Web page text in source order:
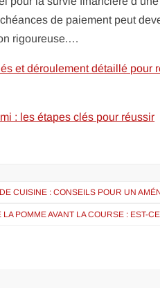
de paiement peut
rigoureuse.…
et déroulement détaillé pour
: les étapes clés pour réussir
CUISINE : CONSEILS POUR UN
LA POMME AVANT LA COURSE : EST-